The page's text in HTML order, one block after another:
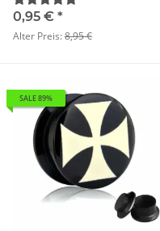
0,95 € *
Alter Preis:8,95 €
SALE 89%